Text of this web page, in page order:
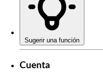
Sugerir una función
Cuenta